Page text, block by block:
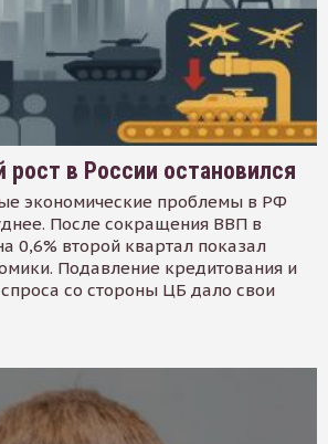
рост в России остановился
экономические проблемы в РФ
После сокращения ВВП в
0,6% второй квартал показал
Подавление кредитования и
со стороны ЦБ дало свои